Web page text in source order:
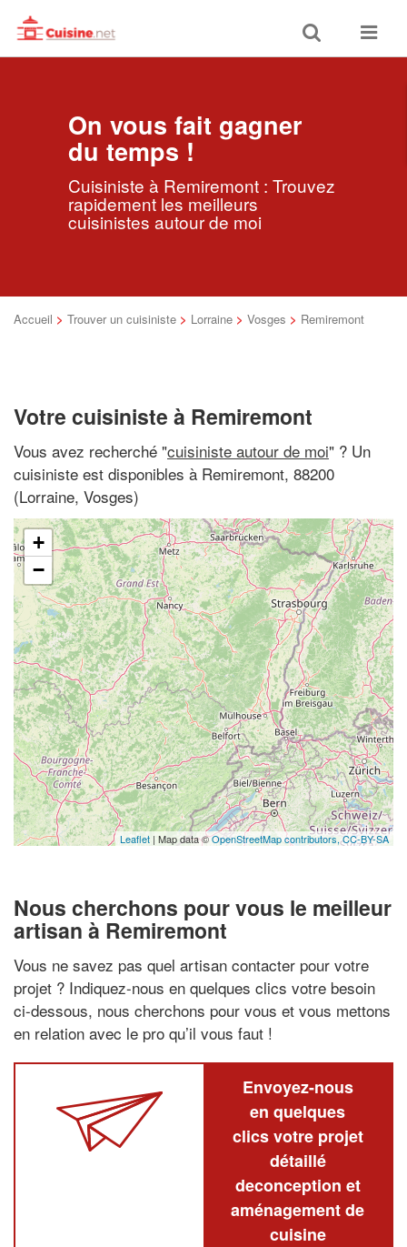
Toggle
search
Toggle
On vous fait gagner
du temps !
Cuisiniste à Remiremont : Trouvez
rapidement les meilleurs
cuisinistes autour de moi
Accueil > Trouver un cuisiniste > Lorraine > Vosges > Remiremont
Votre cuisiniste à Remiremont
Vous avez recherché "cuisiniste autour de moi" ? Un
cuisiniste est disponibles à Remiremont, 88200
(Lorraine, Vosges)
+
−
Leaflet | Map data ©OpenStreetMap contributors,CC-BY-SA
Nous cherchons pour vous le meilleur
artisan à Remiremont
Vous ne savez pas quel artisan contacter pour votre
projet ? Indiquez-nous en quelques clics votre besoin
ci-dessous, nous cherchons pour vous et vous mettons
en relation avec le pro qu’il vous faut !
Envoyez-nous
en quelques
clics votre projet
détaillé
deconception et
aménagement de
cuisine